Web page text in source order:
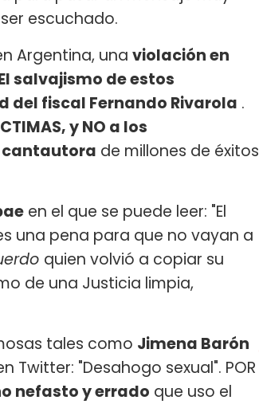
escuchado.
Argentina, una violación en
salvajismo de estos
del fiscal Fernando Rivarola .
y NO a los
cantautora de millones de éxitos
en el que se puede leer: "El
una pena para que no vayan a
quien volvió a copiar su
de una Justicia limpia,
tales como Jimena Barón
Twitter: "Desahogo sexual". POR
nefasto y errado que uso el